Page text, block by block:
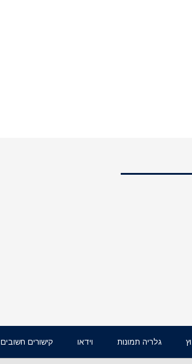
גלריה תמונות וידאו קישורים חשובים